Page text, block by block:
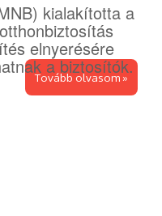
kialakította a
elnyerésére
a biztosítók.
Tovább olvasom »